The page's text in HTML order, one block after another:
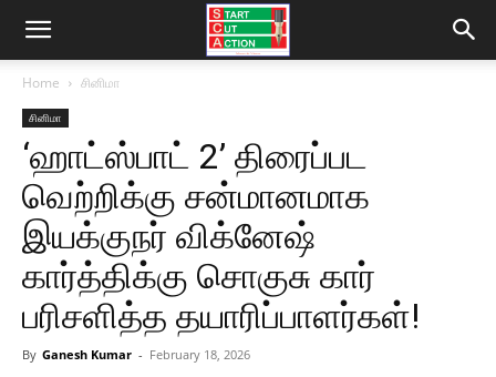
Home சினிமா
சினிமா
‘ஹாட்ஸ்பாட் 2’ திரைப்பட
வெற்றிக்கு சன்மானமாக
இயக்குநர் விக்னேஷ்
கார்த்திக்கு சொகுசு கார்
பரிசளித்த தயாரிப்பாளர்கள்!
By Ganesh Kumar - February 18, 2026